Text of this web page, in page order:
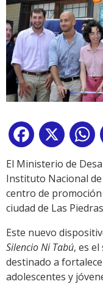
Facebook
X
El Ministerio de
Instituto Nacional
centro de
ciudad de Las
Este nuevo
Silencio Ni Tabú, es
destinado a
adolescentes y